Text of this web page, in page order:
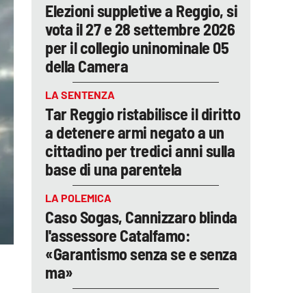
Elezioni suppletive a Reggio, si
vota il 27 e 28 settembre 2026
per il collegio uninominale 05
della Camera
LA SENTENZA
Tar Reggio ristabilisce il diritto
a detenere armi negato a un
cittadino per tredici anni sulla
base di una parentela
LA POLEMICA
Caso Sogas, Cannizzaro blinda
l'assessore Catalfamo:
«Garantismo senza se e senza
ma»